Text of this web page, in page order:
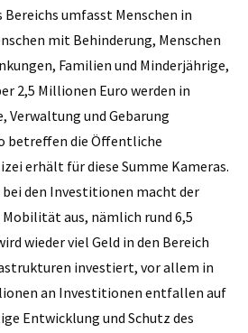
umfasst Menschen in
mit Behinderung, Menschen
Familien und Minderjährige,
2,5 Millionen Euro werden in
und Gebarung
betreffen die Öffentliche
erhält für diese Summe Kameras.
den Investitionen macht der
aus, nämlich rund 6,5
wieder viel Geld in den Bereich
investiert, vor allem in
an Investitionen entfallen auf
Entwicklung und Schutz des